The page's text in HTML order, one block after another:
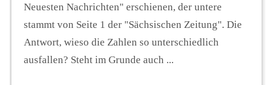
Unterstützen
Neuesten Nachrichten" erschienen, der untere
stammt von Seite 1 der "Sächsischen Zeitung". Die
Antwort, wieso die Zahlen so unterschiedlich
ausfallen? Steht im Grunde auch ...